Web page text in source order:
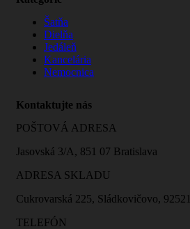
Šatňa
Dielňa
Jedáleň
Kancelária
Nemocnica
Kontaktujte nás
POŠTOVÁ ADRESA
Jasovská 3/A, 851 07 Bratislava
ADRESA SKLADU
Cukrovarská 225, Sládkovičovo, 92521
TELEFÓN